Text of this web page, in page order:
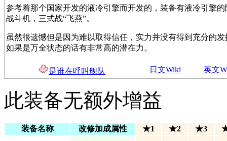
参考着那个国家开发的液冷引擎而开发的，装备有液冷引擎的
战斗机，三式战“飞燕”。
虽然很遗憾但是因为难以取得信任，实力并没有得到充分的发
如果是万全状态的话有非常高的潜在力。
是谁在呼叫舰队 日文Wiki 英文
此装备无额外增益
装备名称 改修加成属性 ★1 ★2 ★3